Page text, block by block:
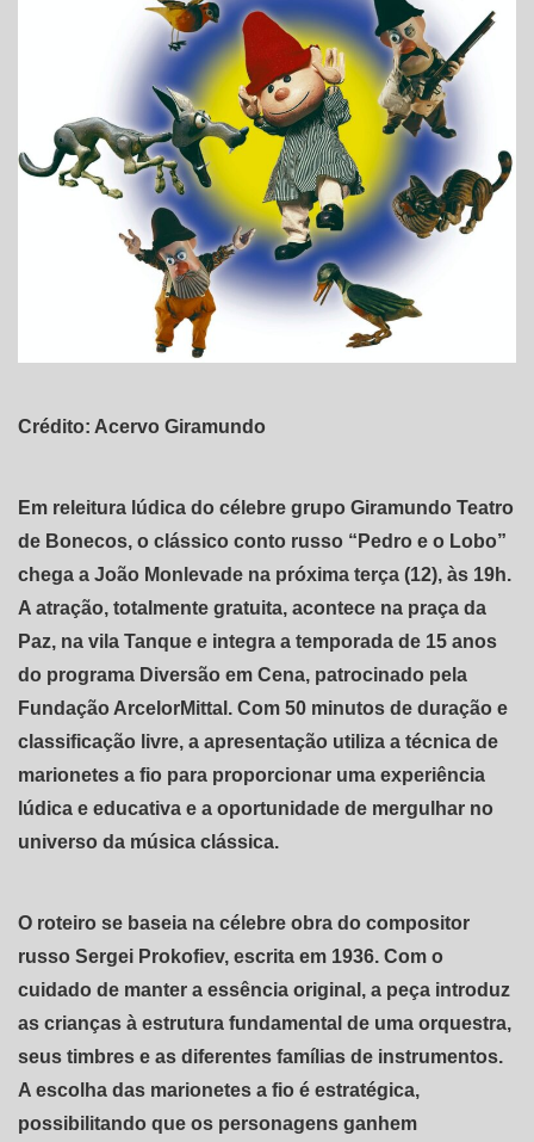
Crédito: Acervo Giramundo
Em releitura lúdica do célebre grupo Giramundo Teatro
de Bonecos, o clássico conto russo “Pedro e o Lobo”
chega a João Monlevade na próxima terça (12), às 19h.
A atração, totalmente gratuita, acontece na praça da
Paz, na vila Tanque e integra a temporada de 15 anos
do programa Diversão em Cena, patrocinado pela
Fundação ArcelorMittal. Com 50 minutos de duração e
classificação livre, a apresentação utiliza a técnica de
marionetes a fio para proporcionar uma experiência
lúdica e educativa e a oportunidade de mergulhar no
universo da música clássica.
O roteiro se baseia na célebre obra do compositor
russo Sergei Prokofiev, escrita em 1936. Com o
cuidado de manter a essência original, a peça introduz
as crianças à estrutura fundamental de uma orquestra,
seus timbres e as diferentes famílias de instrumentos.
A escolha das marionetes a fio é estratégica,
possibilitando que os personagens ganhem